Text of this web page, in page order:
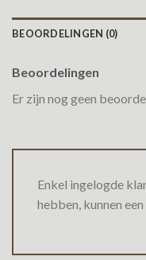
BEOORDELINGEN (0)
Beoordelingen
Er zijn nog geen
Enkel ingelogde
hebben, kunnen